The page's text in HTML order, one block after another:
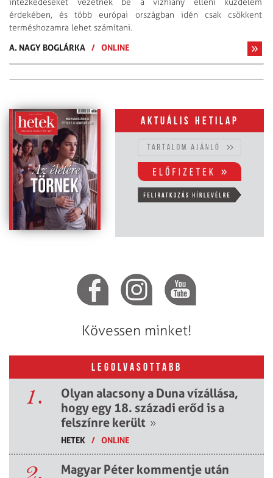
intézkedéseket vezetnek be a vízhiány elleni küzdelem
érdekében, és több európai országban idén csak csökkent
terméshozamra lehet számítani.
A. NAGY BOGLÁRKA / ONLINE
Aktuális hetilap
Kövessen minket!
LEGOLVASOTTABB
1.
Olyan alacsony a Duna vízállása,
hogy egy 18. századi erőd is a
felszínre került »
HETEK / ONLINE
Magyar Péter kommentje után